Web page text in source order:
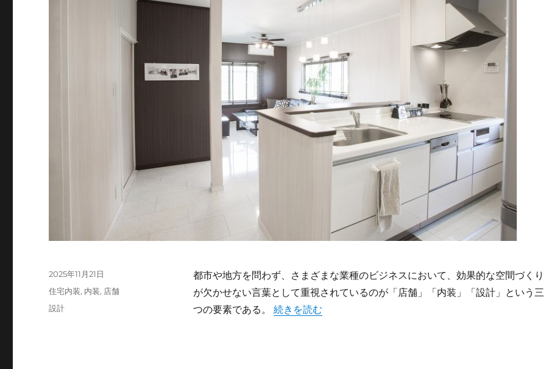
都市や地方を問わず、さまざまな業種のビジネスにおいて、効果的な空間づくり
が欠かせない言葉として重視されているのが「店舗」「内装」「設計」という三
つの要素である。 “店舗づくりを成功に導くための空間設計と内装の極意と最新
続きを読む
投
稿
2025年11月21日
カ
テ
住宅内装, 内装, 店舗
タ
設計